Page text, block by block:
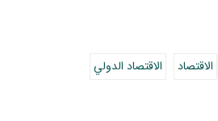
الاقتصاد
الاقتصاد الدولي